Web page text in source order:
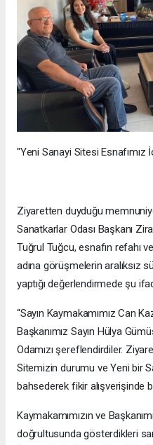
"Yeni Sanayi Sitesi Esnafımız
Ziyaretten duyduğu
Sanatkarlar Odası Başkanı
Tuğrul Tuğcu, esnafın refahı
adına görüşmelerin aralıksız
yaptığı değerlendirmede şu
“Sayın Kaymakamımız Can
Başkanımız Sayın Hülya
Odamızı şereflendirdiler.
Sitemizin durumu ve Yeni bir
bahsederek fikir alışverişinde
Kaymakamımızın ve
doğrultusunda gösterdikleri